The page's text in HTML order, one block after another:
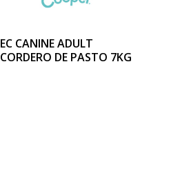
EC CANINE ADULT
CORDERO DE PASTO 7KG